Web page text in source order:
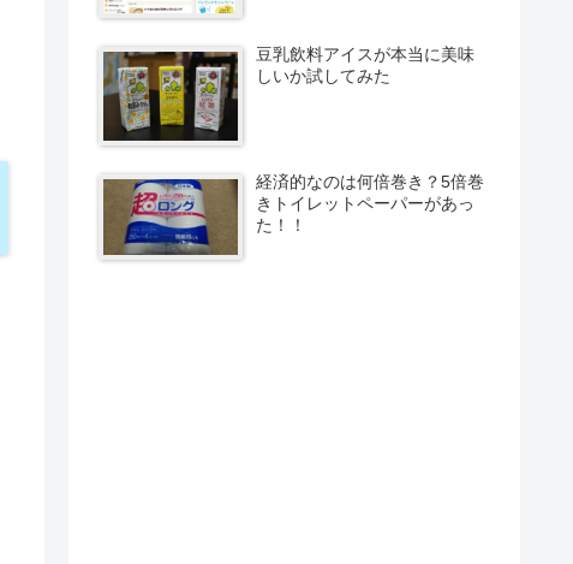
豆乳飲料アイスが本当に美味
しいか試してみた
経済的なのは何倍巻き？5倍巻
きトイレットペーパーがあっ
た！！